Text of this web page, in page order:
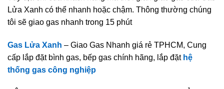
Lửa Xanh có thể nhanh hoặc chậm. Thông thường chúng
tôi sẽ giao gas nhanh trong 15 phút
Gas Lửa Xanh – Giao Gas Nhanh giá rẻ TPHCM, Cung
cấp lắp đặt bình gas, bếp gas chính hãng, lắp đặt hệ
thống gas công nghiệp